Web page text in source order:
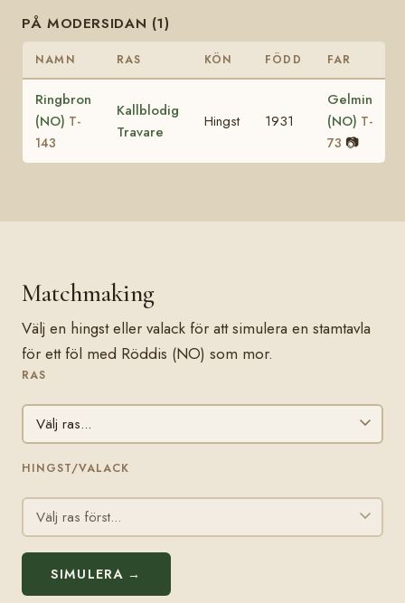
PÅ MODERSIDAN (1)
NAMN RAS KÖN FÖDD FAR
Ringbron
(NO) T-
143
Kallblodig
Travare
Hingst 1931
Gelmin
(NO) T-
73 📷
Matchmaking
Välj en hingst eller valack för att simulera en stamtavla
för ett föl med Röddis (NO) som mor.
RAS
HINGST/VALACK
SIMULERA →